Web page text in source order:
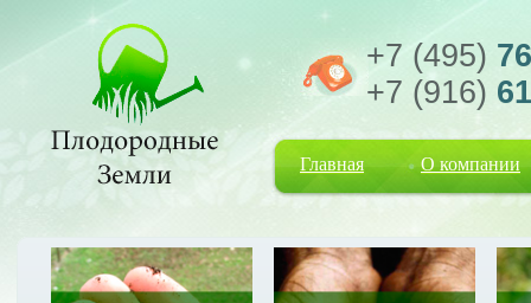
+7 (495)
+7 (916)
Главная О компании